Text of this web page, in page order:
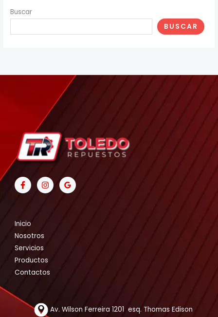
Buscar
BUSCAR
Inicio
Nosotros
Servicios
Productos
Contactos
Av. Wilson Ferreira 1201 esq. Thomas Edison